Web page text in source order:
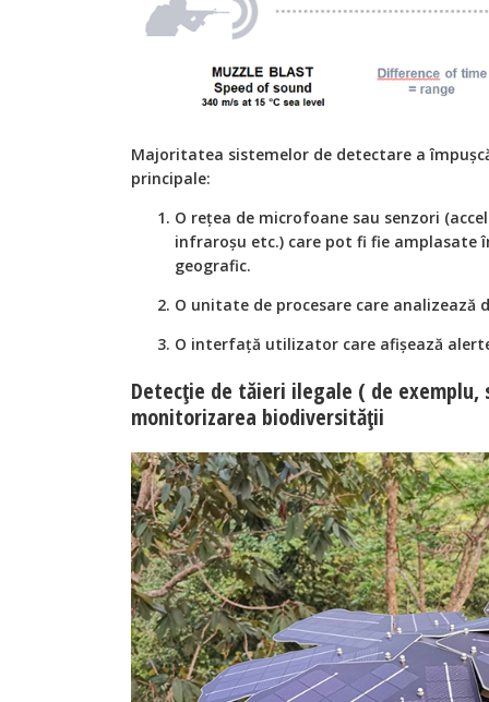
Majoritatea sistemelor de detectare a
principale:
O rețea de microfoane sau senzori
infraroșu etc.) care pot fi fie amplasate
geografic.
O unitate de procesare care analizează
O interfață utilizator care afișează
Detecție de tăieri ilegale ( de exemplu,
monitorizarea biodiversității